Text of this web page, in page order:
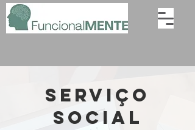
serviço
social